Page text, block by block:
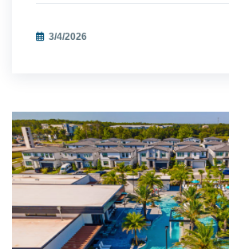
uma casa de luxo em Miami é a
mais.Localizadas em áreas
um estilo de vida luxuoso e cheio de
não abre mão de qualidade e
Mansão de Luxo em Miami
Se o objetivo é comprar uma
impressionante,as mansões de
incomparáveis.Estas residências são
3/4/2026